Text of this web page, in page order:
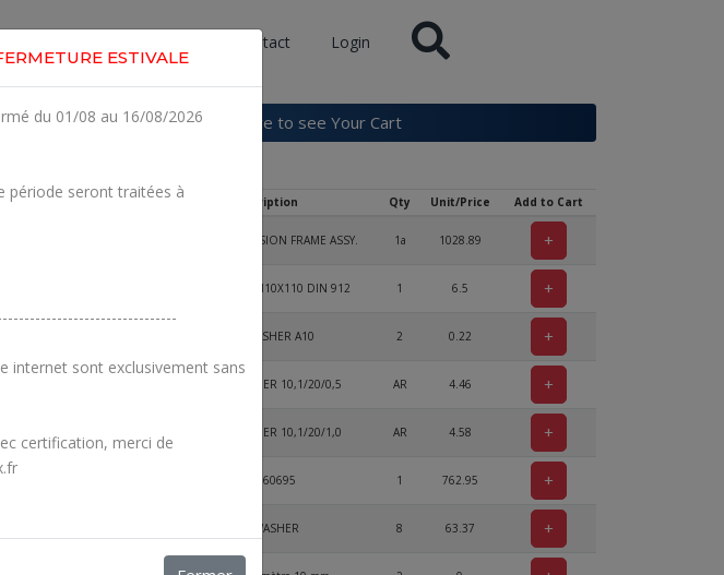
Contact Login
Click here to see Your Cart
Fig. Part Number Description Qty Unit/Price Add to Cart
ENGINE SUSPENSION FRAME ASSY. 1a 1028.89 +
ALLEN SCREW M10X110 DIN 912 1 6.5 +
LOCK WASHER A10 2 0.22 +
THRUST WASHER 10,1/20/0,5 AR 4.46 +
THRUST WASHER 10,1/20/1,0 AR 4.58 +
USE 860695 1 762.95 +
CUP WASHER 8 63.37 +
ESTIVALE
du 01/08 au 16/08/2026
période seront traitées à
internet sont exclusivement sans
certification, merci de